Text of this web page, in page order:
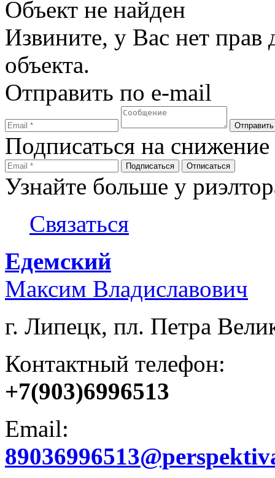
Объект не найден
Извините, у Вас нет прав
объекта.
Отправить по e-mail
Подписаться на
Узнайте больше у
Связаться
Едемский
Максим Владиславович
г. Липецк, пл. Петра
Контактный телефон:
+7(903)6996513
Email: